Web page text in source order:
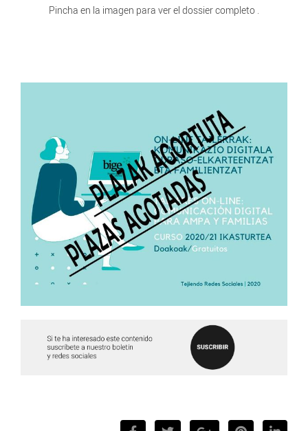
Pincha en la imagen para ver el dossier completo .